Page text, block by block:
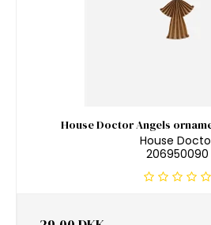
House Doctor Angels
House
206950090